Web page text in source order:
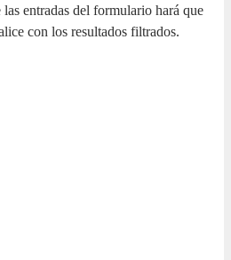
entradas del formulario hará que
con los resultados filtrados.